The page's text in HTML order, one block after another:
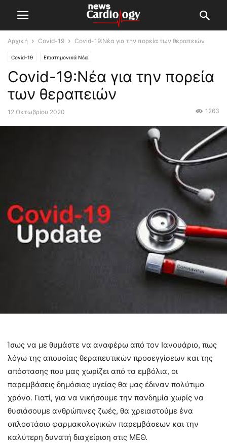
Αρχική Covid-19 Covid-19:Νέα για την πορεία των θεραπειών
Covid-19 Επιστημονικά Νέα
Covid-19:Νέα για την πορεία
των θεραπειών
12 Οκτωβρίου 2020 1263
Ίσως να με θυμάστε να αναφέρω από τον Ιανουάριο, πως
λόγω της απουσίας θεραπευτικών προσεγγίσεων και της
απόστασης που μας χωρίζει από τα εμβόλια, οι
παρεμβάσεις δημόσιας υγείας θα μας έδιναν πολύτιμο
χρόνο. Γιατί, για να νικήσουμε την πανδημία χωρίς να
θυσιάσουμε ανθρώπινες ζωές, θα χρειαστούμε ένα
οπλοστάσιο φαρμακολογικών παρεμβάσεων και την
καλύτερη δυνατή διαχείριση στις ΜΕΘ.